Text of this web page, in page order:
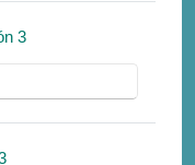
3Cuestionario